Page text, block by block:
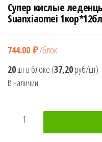
Супер кислые
Suanxiaomei
744.00 ₽/блок
20шт в блоке (37,20руб/шт)-
В наличии
Количество товара